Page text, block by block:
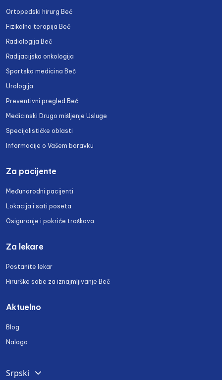
Ortopedski hirurg Beč
Fizikalna terapija Beč
Radiologija Beč
Radijacijska onkologija
Sportska medicina Beč
Urologija
Preventivni pregled Beč
Medicinski Drugo mišljenje Usluge
Specijalističke oblasti
Informacije o Vašem boravku
Za pacijente
Međunarodni pacijenti
Lokacija i sati poseta
Osiguranje i pokriće troškova
Za lekare
Postanite lekar
Hirurške sobe za iznajmljivanje Beč
Aktuelno
Blog
Naloga
Srpski
Deutsch